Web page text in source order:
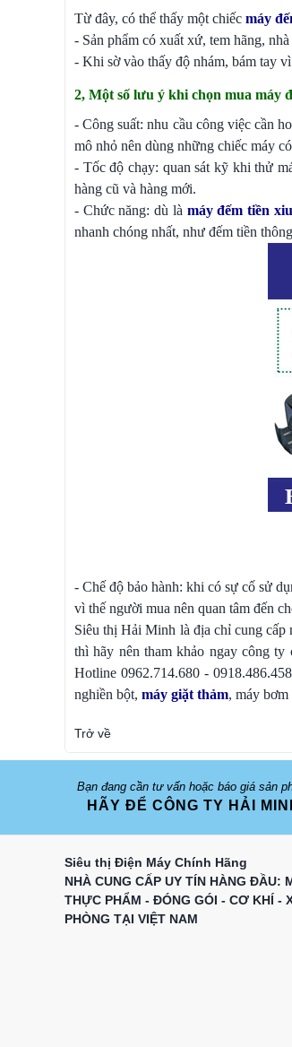
Từ đây, có thể thấy một chiếc máy
- Sản phẩm có xuất xứ, tem hãng,
- Khi sờ vào thấy độ nhám, bám tay
2, Một số lưu ý khi chọn mua máy
- Công suất: nhu cầu công việc cần
mô nhỏ nên dùng những chiếc máy
- Tốc độ chạy: quan sát kỹ khi thử
hàng cũ và hàng mới.
- Chức năng: dù là máy đếm tiền
nhanh chóng nhất, như đếm tiền
- Chế độ bảo hành: khi có sự cố sử
vì thế người mua nên quan tâm đến
Siêu thị Hải Minh là địa chỉ cung cấp
thì hãy nên tham khảo ngay công
Hotline 0962.714.680 -
nghiền bột, máy giặt thảm, máy
Trở về
Bạn đang cần tư vấn hoặc báo giá sản
HÃY ĐỂ CÔNG TY HẢI
Siêu thị Điện Máy Chính Hãng
NHÀ CUNG CẤP UY TÍN HÀNG ĐẦU:
THỰC PHẨM - ĐÓNG GÓI - CƠ KHÍ -
PHÒNG TẠI VIỆT NAM